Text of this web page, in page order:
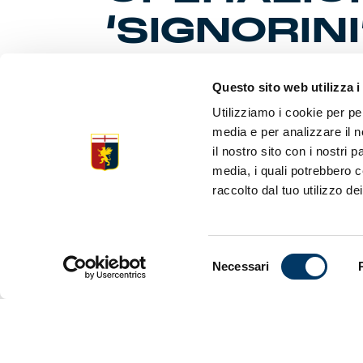
Questo sito web utilizza i
Utilizziamo i cookie per
media e per analizzare il
il nostro sito con i nostri
media, i quali potrebbero
raccolto dal tuo utilizzo
Necessari
Giorgio’,
atteso in
acceso i
tenuta la
genoani di
giocatori: